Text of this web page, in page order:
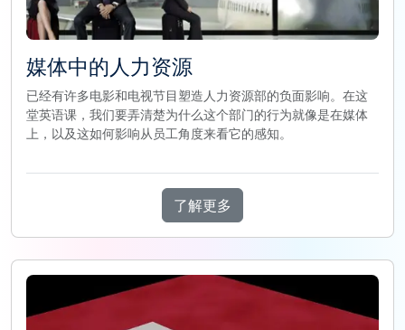
媒体中的人力资源
已经有许多电影和电视节目塑造人力资源部的负面影响。在这
堂英语课，我们要弄清楚为什么这个部门的行为就像是在媒体
上，以及这如何影响从员工角度来看它的感知。
了解更多